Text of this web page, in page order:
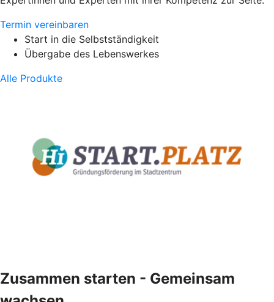
Termin vereinbaren
Start in die Selbstständigkeit
Übergabe des Lebenswerkes
Alle Produkte
Zusammen starten - Gemeinsam